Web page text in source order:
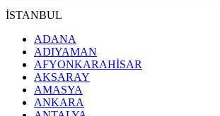
İSTANBUL
ADANA
ADIYAMAN
AFYONKARAHİSAR
AKSARAY
AMASYA
ANKARA